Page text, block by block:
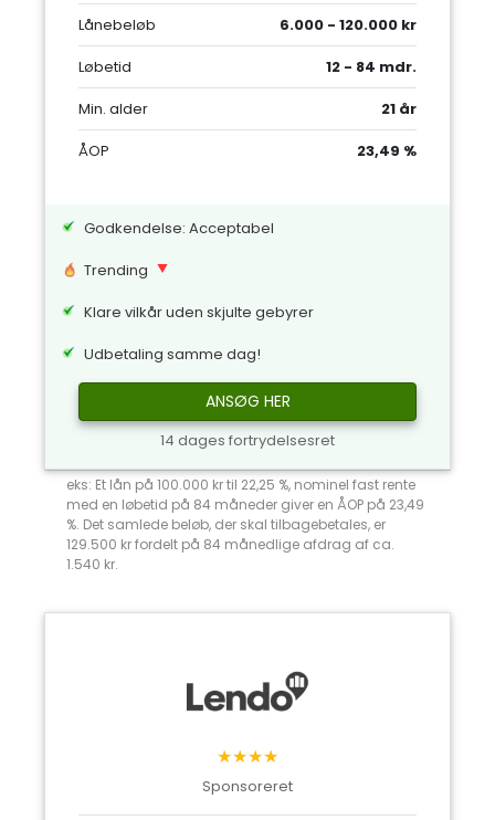
Lånebeløb
6.000 - 120.000 kr
Løbetid
12 - 84 mdr.
Min. alder
21 år
ÅOP
23,49 %
Godkendelse: Acceptabel
Trending
Klare vilkår uden skjulte gebyrer
Udbetaling samme dag!
ANSØG HER
14 dages fortrydelsesret
eks: Et lån på 100.000 kr til 22,25 %, nominel fast rente
med en løbetid på 84 måneder giver en ÅOP på 23,49
%. Det samlede beløb, der skal tilbagebetales, er
129.500 kr fordelt på 84 månedlige afdrag af ca.
1.540 kr.
★★★★
Sponsoreret